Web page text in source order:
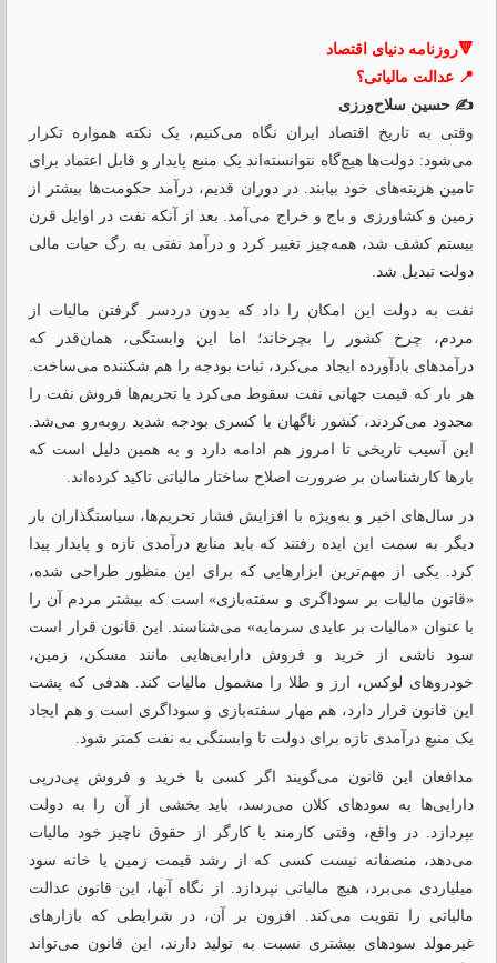
🔻روزنامه دنیای اقتصاد
📍 عدالت مالیاتی؟
✍️ حسین سلاح‌ورزی
وقتی به تاریخ اقتصاد ایران نگاه می‌کنیم، یک نکته همواره تکرار
می‌شود: دولت‌ها هیچ‌گاه نتوانسته‌اند یک منبع پایدار و قابل اعتماد برای
تامین هزینه‌های خود بیابند. در دوران قدیم، درآمد حکومت‌ها بیشتر از
زمین و کشاورزی و باج و خراج می‌آمد. بعد از آنکه نفت در اوایل قرن
بیستم کشف شد، همه‌چیز تغییر کرد و درآمد نفتی به رگ حیات مالی
دولت‌ تبدیل شد.
نفت به دولت این امکان را داد که بدون دردسر گرفتن مالیات از
مردم، چرخ کشور را بچرخاند؛ اما این وابستگی، همان‌قدر که
درآمدهای بادآورده ایجاد می‌کرد، ثبات بودجه را هم شکننده می‌ساخت.
هر بار که قیمت جهانی نفت سقوط می‌کرد یا تحریم‌ها فروش نفت را
محدود می‌کردند، کشور ناگهان با کسری بودجه شدید روبه‌رو می‌شد.
این آسیب تاریخی تا امروز هم ادامه دارد و به همین دلیل است که
بارها کارشناسان بر ضرورت اصلاح ساختار مالیاتی تاکید کرده‌اند.
در سال‌های اخیر و به‌ویژه با افزایش فشار تحریم‌ها، سیاستگذاران بار
دیگر به سمت این ایده رفتند که باید منابع درآمدی تازه و پایدار پیدا
کرد. یکی از مهم‌ترین ابزارهایی که برای این منظور طراحی شده،
«قانون مالیات بر سوداگری و سفته‌بازی» است که بیشتر مردم آن را
با عنوان «مالیات بر عایدی سرمایه» می‌شناسند. این قانون قرار است
سود ناشی از خرید و فروش دارایی‌هایی مانند مسکن، زمین،
خودروهای لوکس، ارز و طلا را مشمول مالیات کند. هدفی که پشت
این قانون قرار دارد، هم مهار سفته‌بازی و سوداگری است و هم ایجاد
یک منبع درآمدی تازه برای دولت تا وابستگی به نفت کمتر شود.
مدافعان این قانون می‌گویند اگر کسی با خرید و فروش پی‌درپی
دارایی‌ها به سودهای کلان می‌رسد، باید بخشی از آن را به دولت
بپردازد. در واقع، وقتی کارمند یا کارگر از حقوق ناچیز خود مالیات
می‌دهد، منصفانه نیست کسی که از رشد قیمت زمین یا خانه سود‌
میلیاردی می‌برد، هیچ مالیاتی نپردازد. از نگاه آنها، این قانون عدالت
مالیاتی را تقویت می‌کند. افزون بر آن، در شرایطی که بازارهای
غیرمولد سودهای بیشتری نسبت به تولید دارند، این قانون می‌تواند